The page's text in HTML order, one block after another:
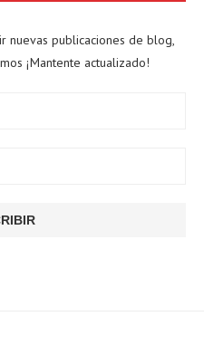
nuevas publicaciones de blog,
¡Mantente actualizado!